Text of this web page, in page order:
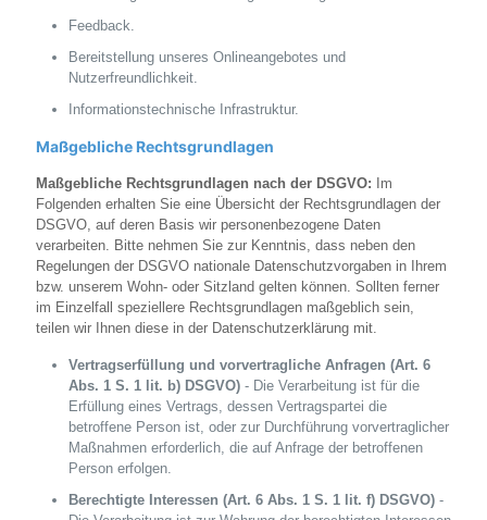
Feedback.
Bereitstellung unseres Onlineangebotes und
Nutzerfreundlichkeit.
Informationstechnische Infrastruktur.
Maßgebliche Rechtsgrundlagen
Maßgebliche Rechtsgrundlagen nach der DSGVO:
Im
Folgenden erhalten Sie eine Übersicht der Rechtsgrundlagen der
DSGVO, auf deren Basis wir personenbezogene Daten
verarbeiten. Bitte nehmen Sie zur Kenntnis, dass neben den
Regelungen der DSGVO nationale Datenschutzvorgaben in Ihrem
bzw. unserem Wohn- oder Sitzland gelten können. Sollten ferner
im Einzelfall speziellere Rechtsgrundlagen maßgeblich sein,
teilen wir Ihnen diese in der Datenschutzerklärung mit.
Vertragserfüllung und vorvertragliche Anfragen (Art. 6
Abs. 1 S. 1 lit. b) DSGVO) - Die Verarbeitung ist für die
Erfüllung eines Vertrags, dessen Vertragspartei die
betroffene Person ist, oder zur Durchführung vorvertraglicher
Maßnahmen erforderlich, die auf Anfrage der betroffenen
Person erfolgen.
Berechtigte Interessen (Art. 6 Abs. 1 S. 1 lit. f) DSGVO) -